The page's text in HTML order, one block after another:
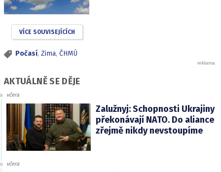
VÍCE SOUVISEJÍCÍCH
Počasí, Zima, ČHMÚ
AKTUÁLNĚ SE DĚJE
včera
Zalužnyj: Schopnosti Ukrajiny
překonávají NATO. Do aliance
zřejmě nikdy nevstoupíme
včera